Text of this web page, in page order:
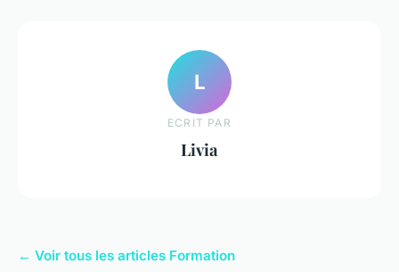
L
ECRIT PAR
Livia
← Voir tous les articles Formation